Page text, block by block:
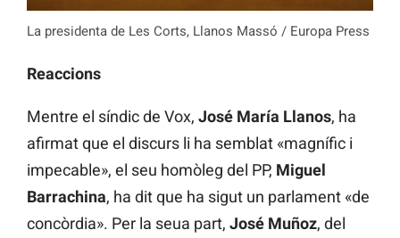
La presidenta de Les Corts, Llanos Massó / Europa Press
Reaccions
Mentre el síndic de Vox, José María Llanos, ha
afirmat que el discurs li ha semblat «magnífic i
impecable», el seu homòleg del PP, Miguel
Barrachina, ha dit que ha sigut un parlament «de
concòrdia». Per la seua part, José Muñoz, del